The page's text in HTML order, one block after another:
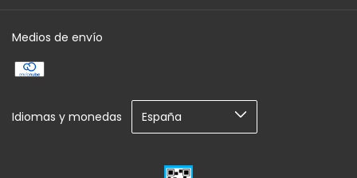
Medios de envío
Idiomas y monedas